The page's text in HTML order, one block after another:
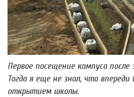
Первое посещение кампуса
Тогда я еще не знал, что впереди
открытием школы.